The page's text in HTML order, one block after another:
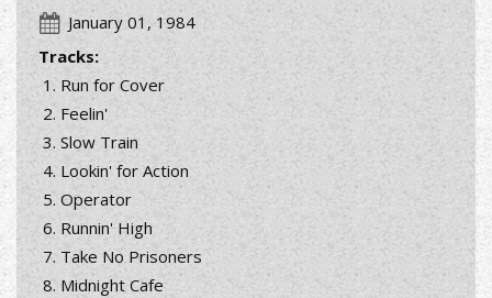
January 01, 1984
Tracks:
Run for Cover
Feelin'
Slow Train
Lookin' for Action
Operator
Runnin' High
Take No Prisoners
Midnight Cafe